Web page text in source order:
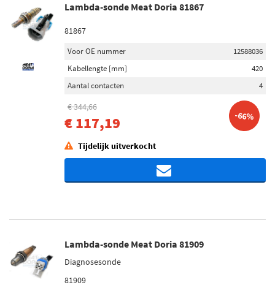
Lambda-sonde Meat Doria 81867
81867
Voor OE nummer
12588036
Kabellengte [mm]
420
Aantal contacten
4
€ 344,66
€ 117,19 -66%
Tijdelijk uitverkocht
Lambda-sonde Meat Doria 81909
Diagnosesonde
81909